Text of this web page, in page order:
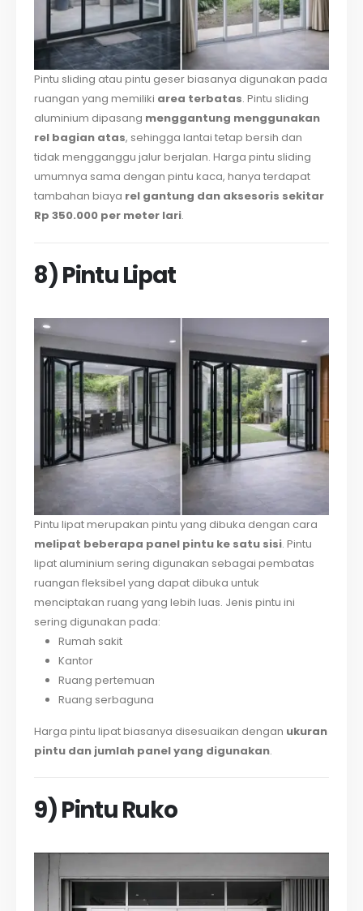
Pintu sliding atau pintu geser biasanya digunakan pada
ruangan yang memiliki area terbatas. Pintu sliding
aluminium dipasang menggantung menggunakan
rel bagian atas, sehingga lantai tetap bersih dan
tidak mengganggu jalur berjalan. Harga pintu sliding
umumnya sama dengan pintu kaca, hanya terdapat
tambahan biaya rel gantung dan aksesoris sekitar
Rp 350.000 per meter lari.
8) Pintu Lipat
Pintu lipat merupakan pintu yang dibuka dengan cara
melipat beberapa panel pintu ke satu sisi. Pintu
lipat aluminium sering digunakan sebagai pembatas
ruangan fleksibel yang dapat dibuka untuk
menciptakan ruang yang lebih luas. Jenis pintu ini
sering digunakan pada:
Rumah sakit
Kantor
Ruang pertemuan
Ruang serbaguna
Harga pintu lipat biasanya disesuaikan dengan ukuran
pintu dan jumlah panel yang digunakan.
9) Pintu Ruko